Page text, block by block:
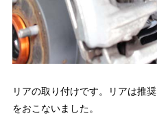
リアの取り付けです。リアは推
をおこないました。